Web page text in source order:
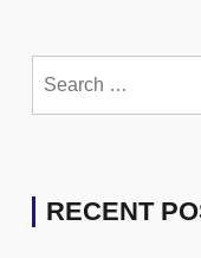
for:
RECENT